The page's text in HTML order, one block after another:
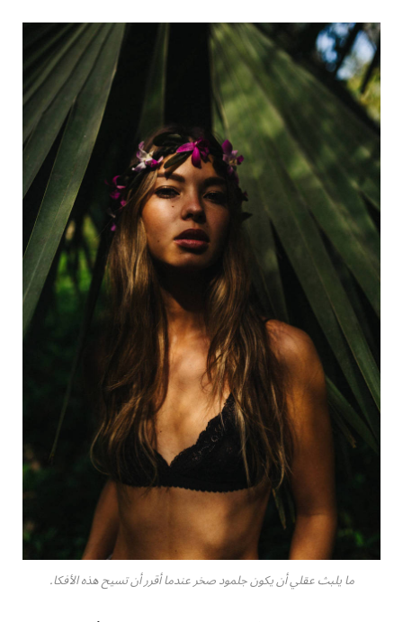
ما يلبث عقلي أن يكون جلمود صخر عندما أقرر أن تسيح هذه الأفكا.